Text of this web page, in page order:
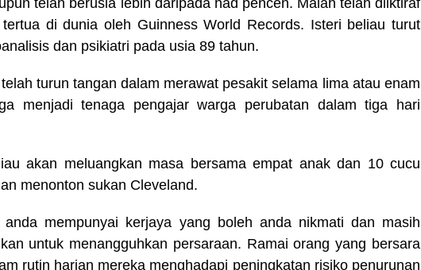
telah berusia lebih daripada had pencen. Malah telah diiktiraf
di dunia oleh Guinness World Records. Isteri beliau turut
dan psikiatri pada usia 89 tahun.
turun tangan dalam merawat pesakit selama lima atau enam
menjadi tenaga pengajar warga perubatan dalam tiga hari
akan meluangkan masa bersama empat anak dan 10 cucu
menonton sukan Cleveland.
anda mempunyai kerjaya yang boleh anda nikmati dan masih
untuk menangguhkan persaraan. Ramai orang yang bersara
rutin harian mereka menghadapi peningkatan risiko penurunan